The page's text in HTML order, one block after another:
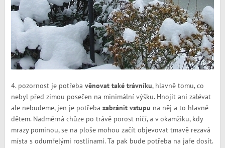
4. pozornost je potřeba věnovat také trávníku, hlavně tomu, co
nebyl před zimou posečen na minimální výšku. Hnojit ani zalévat
ale nebudeme, jen je potřeba zabránit vstupu na něj a to hlavně
dětem. Nadměrná chůze po trávě porost ničí, a v okamžiku, kdy
mrazy pominou, se na ploše mohou začít objevovat tmavě rezavá
místa s odumřelými rostlinami. Ta pak bude potřeba na jaře dosít.